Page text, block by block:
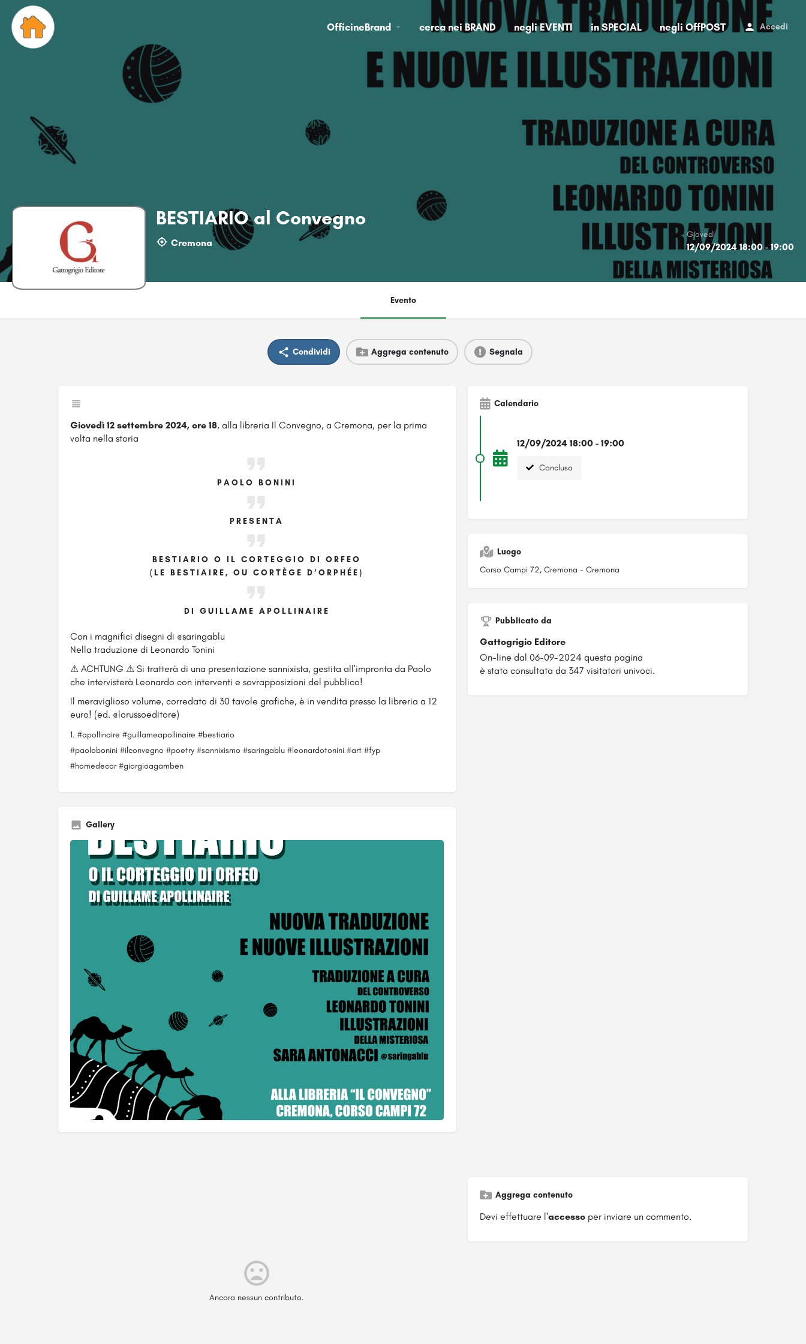
OfficineBrand cerca nei BRAND negli EVENTI in SPECIAL negli OffPOST Accedi
BESTIARIO al Convegno
Cremona
Giovedi
12/09/2024 18:00 - 19:00
Evento
Condividi Aggrega contenuto Segnala
Giovedì 12 settembre 2024, ore 18, alla libreria Il Convegno, a Cremona, per la prima
volta nella storia
PAOLO BONINI
PRESENTA
BESTIARIO O IL CORTEGGIO DI ORFEO
(LE BESTIAIRE, OU CORTÈGE D’ORPHÉE)
DI GUILLAME APOLLINAIRE
Con i magnifici disegni di @saringablu
Nella traduzione di Leonardo Tonini
⚠ ACHTUNG ⚠ Si tratterà di una presentazione sannixista, gestita all'impronta da Paolo
che intervisterà Leonardo con interventi e sovrapposizioni del pubblico!
Il meraviglioso volume, corredato di 30 tavole grafiche, è in vendita presso la libreria a 12
euro! (ed. @lorussoeditore)
#apollinaire #guillameapollinaire #bestiario
#paolobonini #ilconvegno #poetry #sannixismo #saringablu #leonardotonini #art #fyp
#homedecor #giorgioagamben
Gallery
Calendario
12/09/2024 18:00 - 19:00
Concluso
Luogo
Corso Campi 72, Cremona - Cremona
Pubblicato da
Gattogrigio Editore
On-line dal 06-09-2024 questa pagina
è stata consultata da 347 visitatori univoci.
Ancora nessun contributo.
Aggrega contenuto
Devi effettuare l'accessoper inviare un commento.